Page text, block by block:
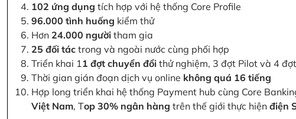
102 ứng dụng tích hợp với hệ thống Core Profile
96.000 tình huống kiểm thử
Hơn 24.000 người tham gia
25 đối tác trong và ngoài nước cùng phối hợp
Triển khai 11 đợt chuyển đổi thử nghiệm, 3 đợt Pilot và 4
Thời gian gián đoạn dịch vụ online không quá 16 tiếng
Hợp long triển khai hệ thống Payment hub cùng Core
Việt Nam, Top 30% ngân hàng trên thế giới thực hiện điện